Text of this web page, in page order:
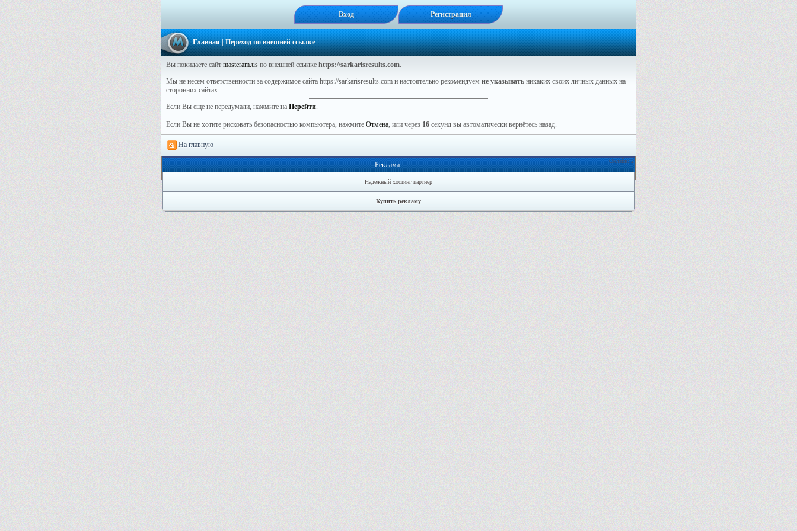
Вход Регистрация
Главная| Переход по внешней ссылке
Вы покидаете сайт masteram.us по внешней ссылке https://sarkarisresults.com.
Мы не несем ответственности за содержимое сайта https://sarkarisresults.com и настоятельно рекомендуем не указывать никаких своих личных данных на
сторонних сайтах.
Если Вы еще не передумали, нажмите на Перейти.
Если Вы не хотите рисковать безопасностью компьютера, нажмите Отмена, или через 16 секунд вы автоматически вернётесь назад.
На главную
Онлайн: 2
Реклама
Надёжный хостинг партнер
Купить рекламу